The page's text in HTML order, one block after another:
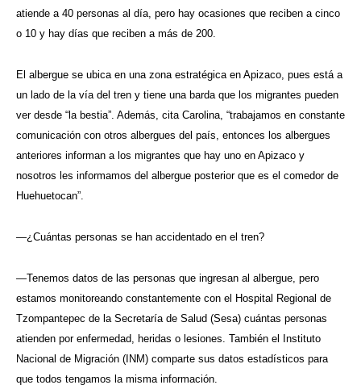
atiende a 40 personas al día, pero hay ocasiones que reciben a cinco
o 10 y hay días que reciben a más de 200.
El albergue se ubica en una zona estratégica en Apizaco, pues está a
un lado de la vía del tren y tiene una barda que los migrantes pueden
ver desde “la bestia”. Además, cita Carolina, “trabajamos en constante
comunicación con otros albergues del país, entonces los albergues
anteriores informan a los migrantes que hay uno en Apizaco y
nosotros les informamos del albergue posterior que es el comedor de
Huehuetocan”.
—¿Cuántas personas se han accidentado en el tren?
—Tenemos datos de las personas que ingresan al albergue, pero
estamos monitoreando constantemente con el Hospital Regional de
Tzompantepec de la Secretaría de Salud (Sesa) cuántas personas
atienden por enfermedad, heridas o lesiones. También el Instituto
Nacional de Migración (INM) comparte sus datos estadísticos para
que todos tengamos la misma información.